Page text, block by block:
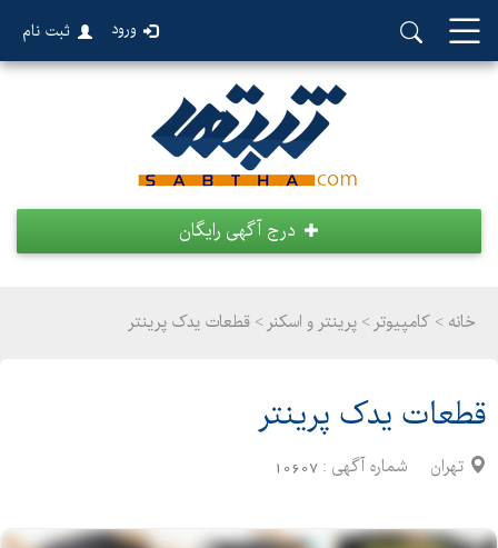
ورود ثبت نام
درج آگهی رایگان
خانه > کامپیوتر > پرینتر و اسکنر > قطعات یدک پرینتر
قطعات یدک پرینتر
تهران شماره آگهی : 10607